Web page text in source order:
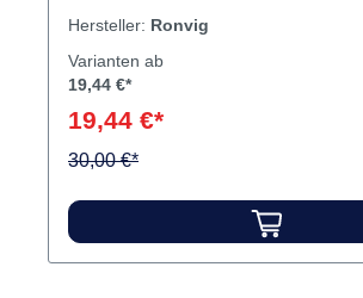
Metalloberflächen vor der
Haftvermittlern. Zur Verwendung
Aluminiumoxid.Partikelgröße 50 µm.
Strahlmittel
Hersteller: Ronvig
Varianten ab
19,44 €*
19,44 €*
30,00 €*